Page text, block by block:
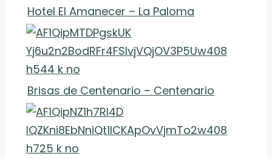
Hotel El Amanecer – La Paloma
Brisas de Centenario – Centenario